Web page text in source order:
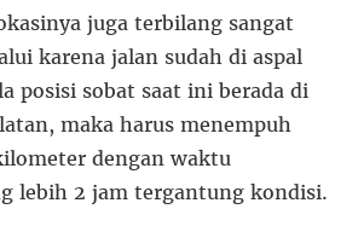
juga terbilang sangat
karena jalan sudah di aspal
posisi sobat saat ini berada di
maka harus menempuh
dengan waktu
lebih 2 jam tergantung kondisi.